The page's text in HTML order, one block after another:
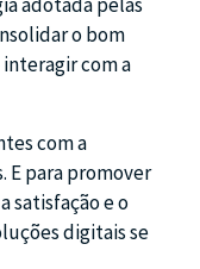
o bom
com a
com a
E para promover
satisfação e o
digitais se